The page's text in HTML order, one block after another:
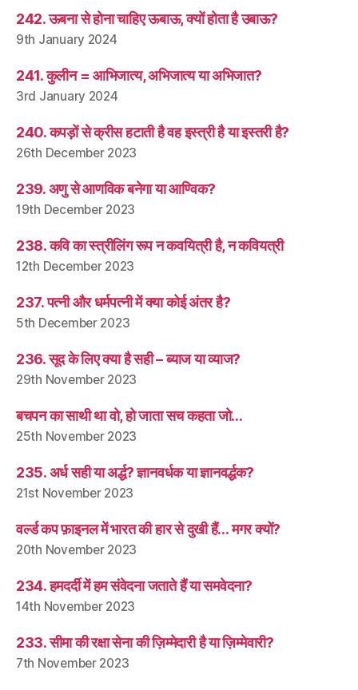
242. ऊबना से होना चाहिए ऊबाऊ, क्यों होता है उबाऊ?
9th January 2024
241. कुलीन = आभिजात्य, अभिजात्य या अभिजात?
3rd January 2024
240. कपड़ों से क्रीस हटाती है वह इस्त्री है या इस्तरी है?
26th December 2023
239. अणु से आणविक बनेगा या आण्विक?
19th December 2023
238. कवि का स्त्रीलिंग रूप न कवयित्री है, न कवियत्री
12th December 2023
237. पत्नी और धर्मपत्नी में क्या कोई अंतर है?
5th December 2023
236. सूद के लिए क्या है सही – ब्याज या व्याज?
29th November 2023
बचपन का साथी था वो, हो जाता सच कहता जो…
25th November 2023
235. अर्ध सही या अर्द्ध? ज्ञानवर्धक या ज्ञानवर्द्धक?
21st November 2023
वर्ल्ड कप फ़ाइनल में भारत की हार से दुखी हैं… मगर क्यों?
20th November 2023
234. हमदर्दी में हम संवेदना जताते हैं या समवेदना?
14th November 2023
233. सीमा की रक्षा सेना की ज़िम्मेदारी है या ज़िम्मेवारी?
7th November 2023